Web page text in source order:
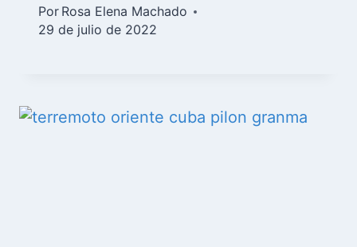
Por Rosa Elena Machado
29 de julio de 2022